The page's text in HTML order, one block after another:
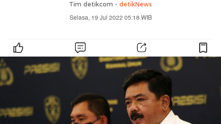
Tim detikcom - detikNews
Selasa, 19 Jul 2022 05:18 WIB